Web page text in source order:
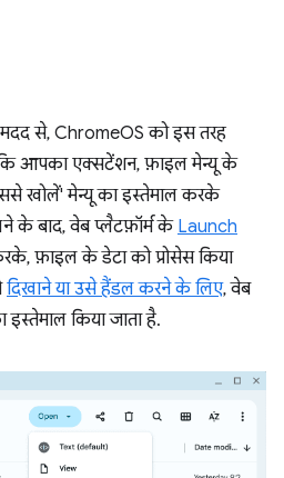
से, ChromeOS को इस तरह
कि आपका एक्सटेंशन, फ़ाइल मेन्यू के
खोलें' मेन्यू का इस्तेमाल करके
बाद, वेब प्लैटफ़ॉर्म के Launch
फ़ाइल के डेटा को प्रोसेस किया
दिखाने या उसे हैंडल करने के लिए, वेब
किया जाता है.